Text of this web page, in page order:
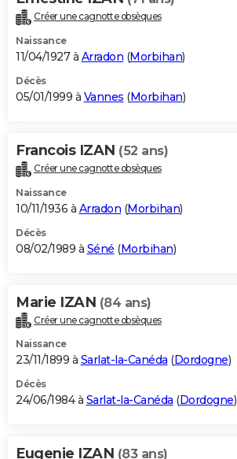
Créer une cagnotte obsèques
Naissance
11/04/1927 à Arradon (Morbihan)
Décès
05/01/1999 à Vannes (Morbihan)
Francois IZAN (52 ans)
Créer une cagnotte obsèques
Naissance
10/11/1936 à Arradon (Morbihan)
Décès
08/02/1989 à Séné (Morbihan)
Marie IZAN (84 ans)
Créer une cagnotte obsèques
Naissance
23/11/1899 à Sarlat-la-Canéda (Dordogne)
Décès
24/06/1984 à Sarlat-la-Canéda (Dordogne)
Eugenie IZAN (83 ans)